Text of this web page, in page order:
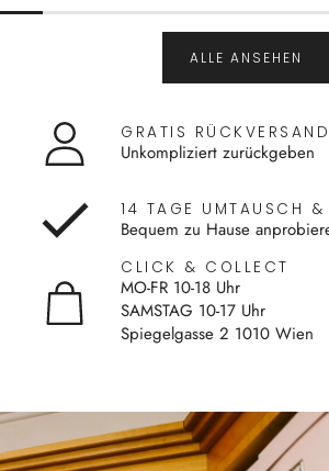
ALLE ANSEHEN
GRATIS RÜCKVERSAND
Unkompliziert zurückgeben
14 TAGE UMTAUSCH &
Bequem zu Hause
CLICK & COLLECT
MO-FR 10-18 Uhr
SAMSTAG 10-17 Uhr
Spiegelgasse 2 1010 Wien